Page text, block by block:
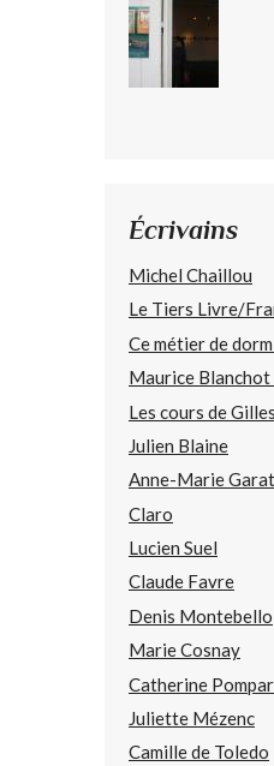
Écrivains
Michel Chaillou
Le Tiers Livre/
Ce métier de
Maurice
Les cours de
Julien Blaine
Anne-Marie Garat
Claro
Lucien Suel
Claude Favre
Denis Montebello
Marie Cosnay
Catherine
Juliette Mézenc
Camille de Toledo